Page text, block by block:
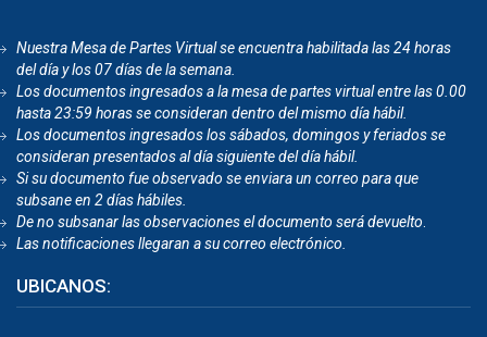
Nuestra Mesa de Partes Virtual se encuentra habilitada las 24 horas
del día y los 07 días de la semana.
Los documentos ingresados a la mesa de partes virtual entre las 0.00
hasta 23:59 horas se consideran dentro del mismo día hábil.
Los documentos ingresados los sábados, domingos y feriados se
consideran presentados al día siguiente del día hábil.
Si su documento fue observado se enviara un correo para que
subsane en 2 días hábiles.
De no subsanar las observaciones el documento será devuelto
Las notificaciones llegaran a su correo electrónico.
UBICANOS: